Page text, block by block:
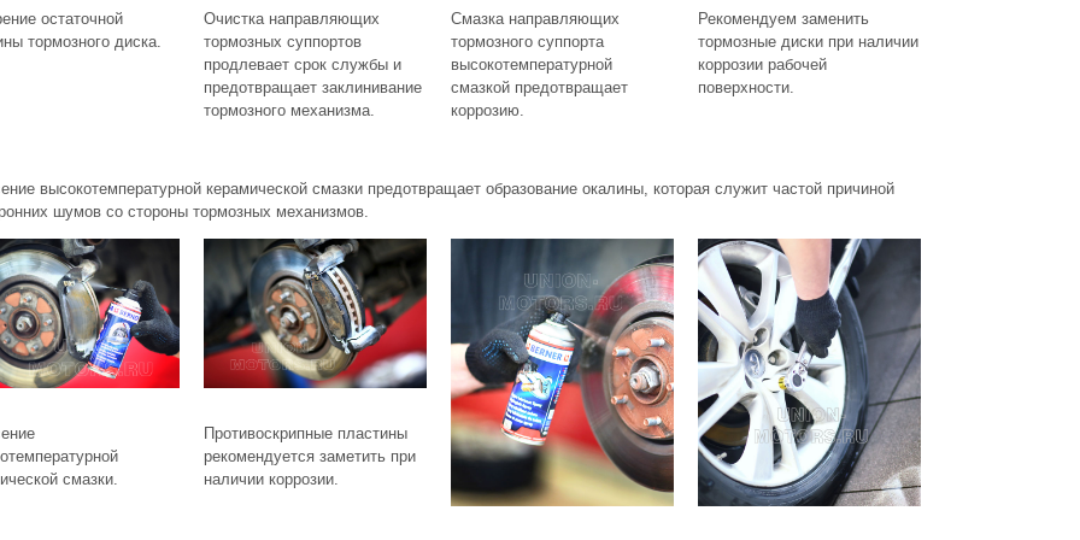
остаточной
тормозного диска.
Очистка направляющих
тормозных суппортов
продлевает срок службы и
предотвращает заклинивание
тормозного механизма.
Смазка направляющих
тормозного суппорта
высокотемпературной
смазкой предотвращает
коррозию.
Рекомендуем заменить
тормозные диски при наличии
коррозии рабочей
поверхности.
высокотемпературной керамической смазки предотвращает образование окалины, которая служит частой причиной
шумов со стороны тормозных механизмов.
смазки.
Противоскрипные пластины
рекомендуется заметить при
наличии коррозии.